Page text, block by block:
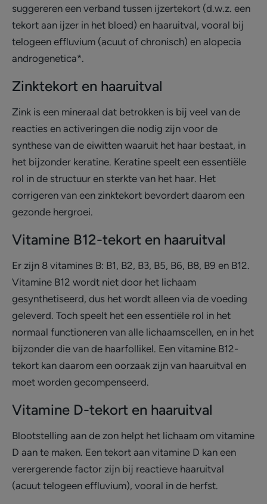
suggereren een verband tussen ijzertekort (d.w.z. een
tekort aan ijzer in het bloed) en haaruitval, vooral bij
telogeen effluvium (acuut of chronisch) en alopecia
androgenetica*.
Zinktekort en haaruitval
Zink is een mineraal dat betrokken is bij veel van de
reacties en activeringen die nodig zijn voor de
synthese van de eiwitten waaruit het haar bestaat, in
het bijzonder keratine. Keratine speelt een essentiële
rol in de structuur en sterkte van het haar. Het
corrigeren van een zinktekort bevordert daarom een
gezonde hergroei.
Vitamine B12-tekort en haaruitval
Er zijn 8 vitamines B: B1, B2, B3, B5, B6, B8, B9 en B12.
Vitamine B12 wordt niet door het lichaam
gesynthetiseerd, dus het wordt alleen via de voeding
geleverd. Toch speelt het een essentiële rol in het
normaal functioneren van alle lichaamscellen, en in het
bijzonder die van de haarfollikel. Een vitamine B12-
tekort kan daarom een oorzaak zijn van haaruitval en
moet worden gecompenseerd.
Vitamine D-tekort en haaruitval
Blootstelling aan de zon helpt het lichaam om vitamine
D aan te maken. Een tekort aan vitamine D kan een
verergerende factor zijn bij reactieve haaruitval
(acuut telogeen effluvium), vooral in de herfst.